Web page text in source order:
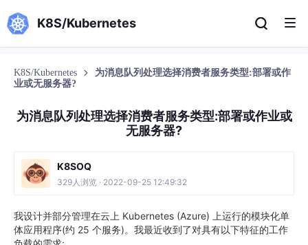
K8S/Kubernetes
K8S/Kubernetes
为消息队列处理选择消费者服务类型:部署或作
业或无服务器?
为消息队列处理选择消费者服务类型:部署或作业或
无服务器?
K8SOQ
329人浏览 · 2022-09-25 12:49:32
我设计并部分管理在云上 Kubernetes (Azure) 上运行的模块化单
体应用程序(约 25 个服务)。我最近收到了对具有以下特征的工作